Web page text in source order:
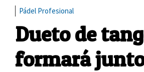
Pádel Profesional
Dueto de
formará junto